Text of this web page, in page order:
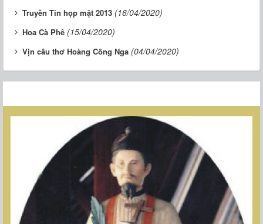
Truyền Tin họp mặt 2013 (16/04/2020)
Hoa Cà Phê (15/04/2020)
Vịn câu thơ Hoàng Công Nga (04/04/2020)